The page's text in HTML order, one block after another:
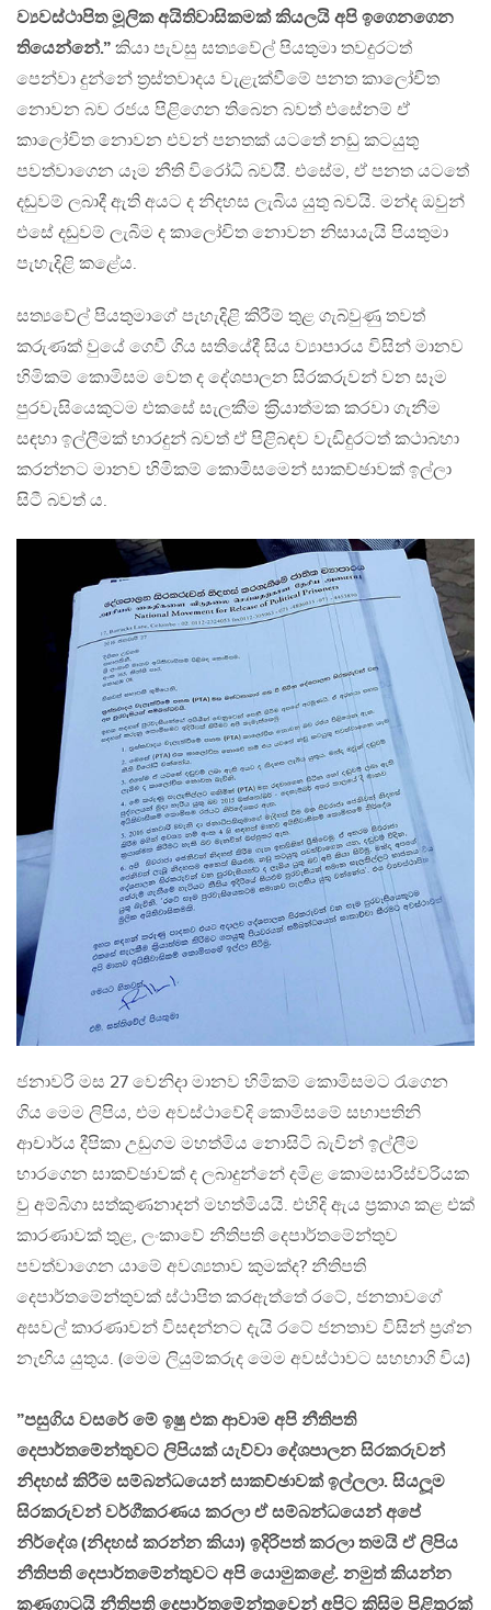
ව්‍යවස්ථාපිත මූලික අයිතිවාසිකමක් කියලයි අපි ඉගෙනගෙන
තියෙන්නේ.” කියා පැවසු සත්‍යවේල් පියතුමා තවදුරටත්
පෙන්වා දුන්නේ ත‍්‍රස්තවාදය වැළැක්වීමේ පනත කාලෝචිත
නොවන බව රජය පිළිගෙන තිබෙන බවත් එසේනම් ඒ
කාලෝචිත නොවන එවන් පනතක් යටතේ නඩු කටයුතු
පවත්වාගෙන යෑම නීති විරෝධි බවයිි. එසේම, ඒ පනත යටතේ
දඬුවම් ලබාදී ඇති අයට ද නිදහස ලැබිය යුතු බවයි. මන්ද ඔවුන්
එසේ දඬුවම් ලැබීම ද කාලෝචිත නොවන නිසායැයි පියතුමා
පැහැදිළි කළේය.
සත්‍යවේල් පියතුමාගේ පැහැදිළි කිරීම් තුළ ගැබ්වුණු තවත්
කරුණක් වුයේ ගෙවී ගිය සතියේදී සිය ව්‍යාපාරය විසින් මානව
හිමිකම් කොමිසම වෙත ද දේශපාලන සිරකරුවන් වන සෑම
පුරවැසියෙකුටම එකසේ සැලකීම ක‍්‍රියාත්මක කරවා ගැනීම
සඳහා ඉල්ලීමක් භාරදුන් බවත් ඒ පිළිබඳව වැඩිදුරටත් කථාබහා
කරන්නට මානව හිමිකම් කොමිසමෙන් සාකච්ඡාවක් ඉල්ලා
සිටී බවත් ය.
ජනාවරි මස 27 වෙනිදා මානව හිමිකම් කොමිසමට රැගෙන
ගිය මෙම ලිපිය, එම අවස්ථාවේදි කොමිසමේ සභාපතිනි
ආචාර්ය දීපිකා උඩුගම මහත්මිය නොසිටි බැවින් ඉල්ලීම
භාරගෙන සාකච්ඡාවක් ද ලබාදුන්නේ දමිළ කොමසාරිස්වරියක
වු අම්බිගා සත්කුණනාදන් මහත්මියයි. එහිදි ඇය ප‍්‍රකාශ කළ එක්
කාරණාවක් තුළ, ලංකාවේ නීතිපති දෙපාර්තමේන්තුව
පවත්වාගෙන යාමේ අවශ්‍යතාව කුමක්ද? නීතිපති
දෙපාර්තමේන්තුවක් ස්ථාපිත කරඇත්තේ රටේ, ජනතාවගේ
අසවල් කාරණාවන් විසඳන්නට දැයි රටේ ජනතාව විසින් ප‍්‍රශ්න
නැඟිය යුතුය. (මෙම ලියුම්කරුද මෙම අවස්ථාවට සහභාගි විය)
”පසුගිය වසරේ මේ ඉෂු එක ආවාම අපි නීතිපති
දෙපාර්තමේන්තුවට ලිපියක් යැව්වා දේශපාලන සිරකරුවන්
නිදහස් කිරීම සම්බන්ධයෙන් සාකච්ඡාවක් ඉල්ලලා. සියලූම
සිරකරුවන් වර්ගීකරණය කරලා ඒ සම්බන්ධයෙන් අපේ
නිර්දේශ (නිදහස් කරන්න කියා) ඉදිරිපත් කරලා තමයි ඒ ලිපිය
නීතිපති දෙපාර්තමේන්තුවට අපි යොමුකළේ. නමුත් කියන්න
කණගාටුයි නීතිපති දෙපාර්තමේන්තුවෙන් අපිට කිසිම පිළිතුරක්